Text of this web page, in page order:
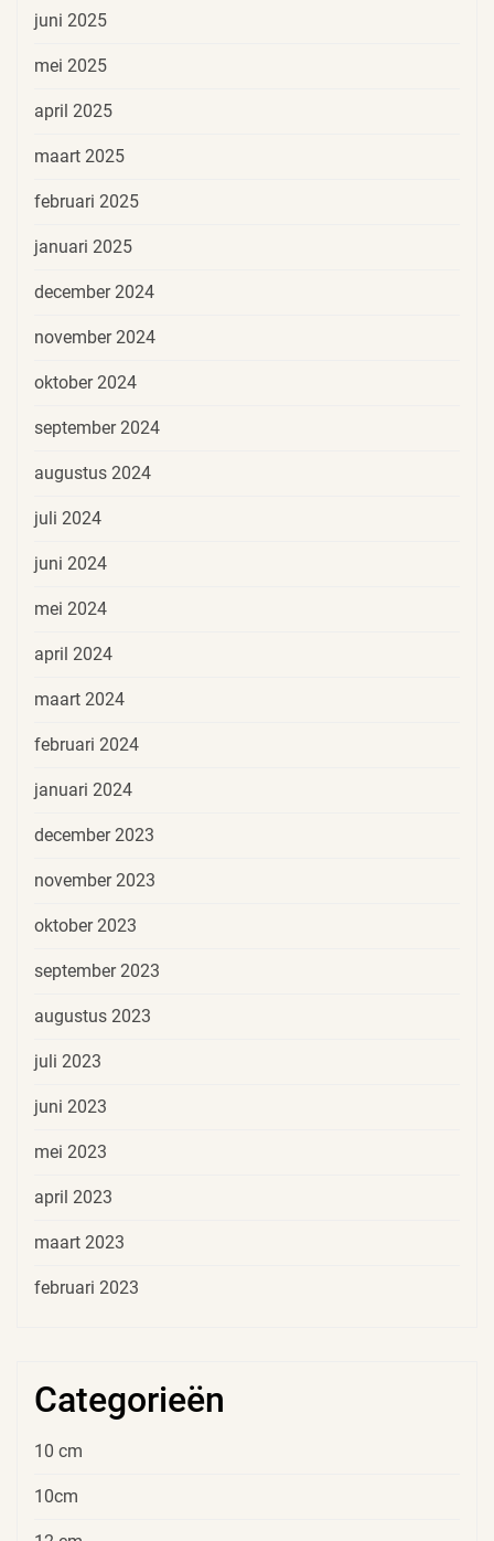
juni 2025
mei 2025
april 2025
maart 2025
februari 2025
januari 2025
december 2024
november 2024
oktober 2024
september 2024
augustus 2024
juli 2024
juni 2024
mei 2024
april 2024
maart 2024
februari 2024
januari 2024
december 2023
november 2023
oktober 2023
september 2023
augustus 2023
juli 2023
juni 2023
mei 2023
april 2023
maart 2023
februari 2023
Categorieën
10 cm
10cm